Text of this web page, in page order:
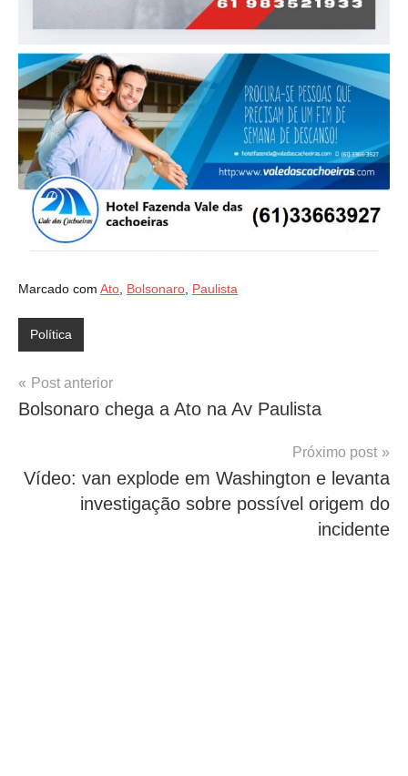
Marcado com Ato Bolsonaro Paulista
Política
Navegação
de
Post anterior
Bolsonaro chega a Ato na Av Paulista
Próximo post
Vídeo: van explode em Washington e levanta
investigação sobre possível origem do
incidente